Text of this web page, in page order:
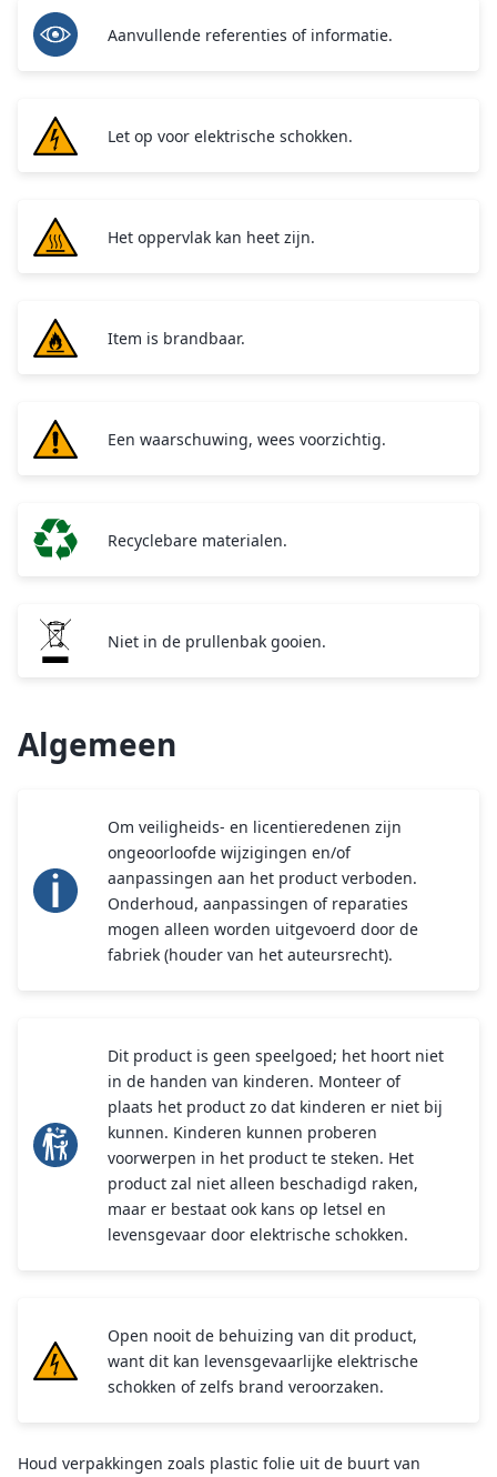
Aanvullende referenties of informatie.
Let op voor elektrische schokken.
Het oppervlak kan heet zijn.
Item is brandbaar.
Een waarschuwing, wees voorzichtig.
Recyclebare materialen.
Niet in de prullenbak gooien.
Algemeen
Om veiligheids- en licentieredenen zijn
ongeoorloofde wijzigingen en/of
aanpassingen aan het product verboden.
Onderhoud, aanpassingen of reparaties
mogen alleen worden uitgevoerd door de
fabriek (houder van het auteursrecht).
Dit product is geen speelgoed; het hoort niet
in de handen van kinderen. Monteer of
plaats het product zo dat kinderen er niet bij
kunnen. Kinderen kunnen proberen
voorwerpen in het product te steken. Het
product zal niet alleen beschadigd raken,
maar er bestaat ook kans op letsel en
levensgevaar door elektrische schokken.
Open nooit de behuizing van dit product,
want dit kan levensgevaarlijke elektrische
schokken of zelfs brand veroorzaken.
Houd verpakkingen zoals plastic folie uit de buurt van